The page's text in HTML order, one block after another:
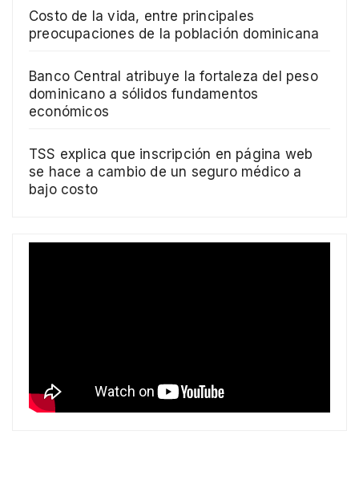
Costo de la vida, entre principales
preocupaciones de la población dominicana
Banco Central atribuye la fortaleza del peso
dominicano a sólidos fundamentos
económicos
TSS explica que inscripción en página web
se hace a cambio de un seguro médico a
bajo costo